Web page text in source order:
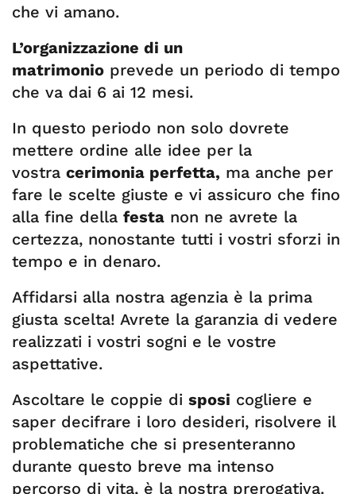
che vi amano.
L’organizzazione di un
matrimonio prevede un periodo di tempo
che va dai 6 ai 12 mesi.
In questo periodo non solo dovrete
mettere ordine alle idee per la
vostra cerimonia perfetta, ma anche per
fare le scelte giuste e vi assicuro che fino
alla fine della festa non ne avrete la
certezza, nonostante tutti i vostri sforzi in
tempo e in denaro.
Affidarsi alla nostra agenzia è la prima
giusta scelta! Avrete la garanzia di vedere
realizzati i vostri sogni e le vostre
aspettative.
Ascoltare le coppie di sposi cogliere e
saper decifrare i loro desideri, risolvere il
problematiche che si presenteranno
durante questo breve ma intenso
percorso di vita, è la nostra prerogativa.